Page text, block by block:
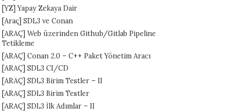
[YZ] Yapay Zekaya Dair
[Araç] SDL3 ve Conan
[ARAÇ] Web üzerinden Github/Gitlab Pipeline
Tetikleme
[ARAÇ] Conan 2.0 – C++ Paket Yönetim Aracı
[ARAÇ] SDL3 CI/CD
[ARAÇ] SDL3 Birim Testler – II
[ARAÇ] SDL3 Birim Testler
[ARAÇ] SDL3 İlk Adımlar – II